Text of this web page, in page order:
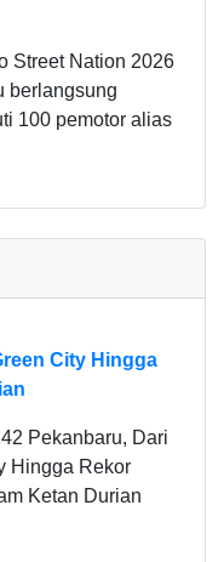
Street Nation 2026
berlangsung
100 pemotor alias
City Hingga
Pekanbaru, Dari
Hingga Rekor
Ketan Durian